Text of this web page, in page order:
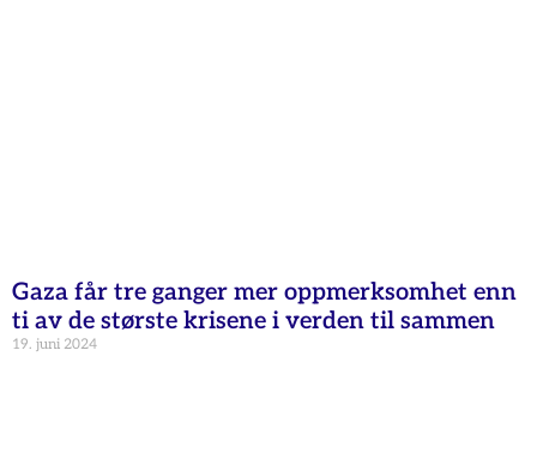
Gaza får tre ganger mer oppmerksomhet enn
ti av de største krisene i verden til sammen
19. juni 2024